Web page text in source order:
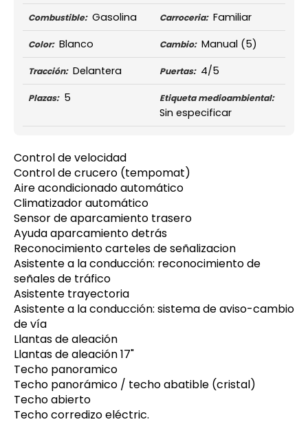
Combustible: Gasolina Carroceria: Familiar
Color: Blanco Cambio: Manual (5)
Tracción: Delantera Puertas: 4/5
Plazas: 5 Etiqueta medioambiental:
Sin especificar
Control de velocidad
Control de crucero (tempomat)
Aire acondicionado automático
Climatizador automático
Sensor de aparcamiento trasero
Ayuda aparcamiento detrás
Reconocimiento carteles de señalizacion
Asistente a la conducción: reconocimiento de
señales de tráfico
Asistente trayectoria
Asistente a la conducción: sistema de aviso-cambio
de vía
Llantas de aleación
Llantas de aleación 17"
Techo panoramico
Techo panorámico / techo abatible (cristal)
Techo abierto
Techo corredizo eléctric.